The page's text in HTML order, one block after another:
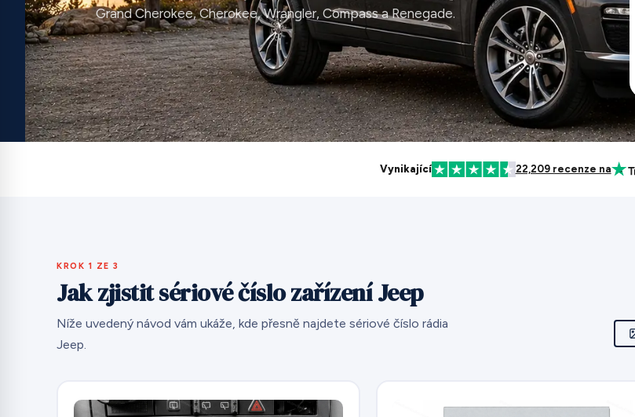
Grand Cherokee, Cherokee, Wrangler, Compass a Renegade.
Vynikající 22,209 recenze na
KROK 1 ZE 3
Jak zjistit sériové číslo zařízení Jeep
Níže uvedený návod vám ukáže, kde přesně najdete sériové číslo rádia
Jeep.